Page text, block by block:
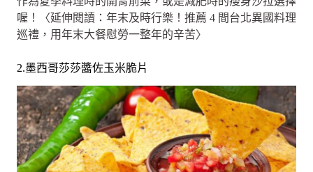
喔！〈延伸閱讀：年末及時行樂！推薦 4 間台北異國料理
巡禮，用年末大餐慰勞一整年的辛苦〉
2.墨西哥莎莎醬佐玉米脆片